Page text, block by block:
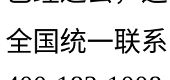
全国统一联